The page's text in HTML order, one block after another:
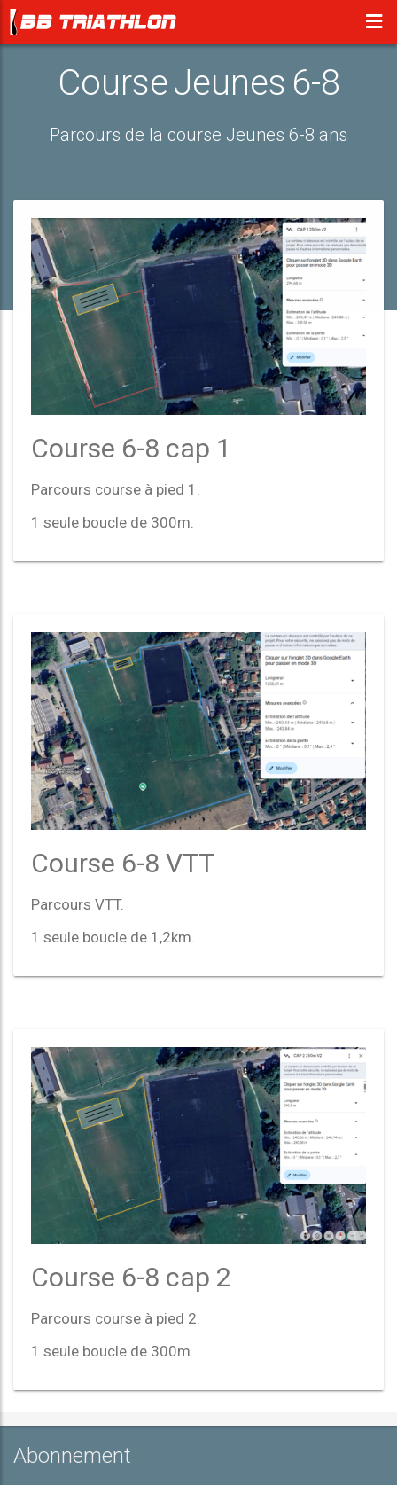
Course Jeunes 6-8
Parcours de la course Jeunes 6-8 ans
Course 6-8 cap 1
Parcours course à pied 1.
1 seule boucle de 300m.
Course 6-8 VTT
Parcours VTT.
1 seule boucle de 1,2km.
Course 6-8 cap 2
Parcours course à pied 2.
1 seule boucle de 300m.
Abonnement